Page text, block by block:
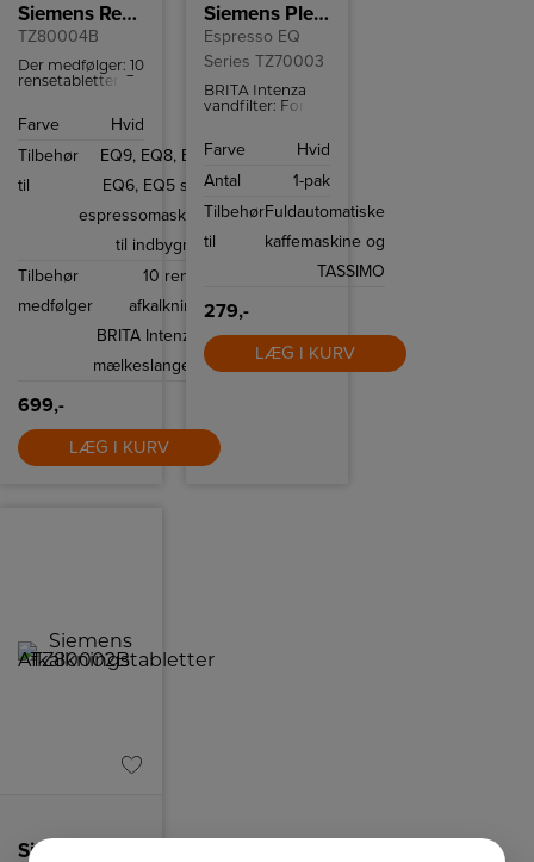
Siemens Rengøringskit til espressomaskiner
TZ80004B
Der medfølger: 10
rensetabletter, 3
vandfilter, 1
Farve
Hvid
Tilbehør
til
EQ9, EQ8, EQ7,
EQ6, EQ5 samt
espressomaskiner
til indbygning
Tilbehør
medfølger
10 rensetabletter, 3
afkalkningstabletter, 1
BRITA Intenza vandfilter, 1
mælkeslangerensebørste.
699,-
LÆG I KURV
Siemens Plejesæt
Espresso EQ
Series TZ70003
BRITA Intenza
vandfilter: For
længere levetid
Farve
Hvid
Antal
1-pak
Tilbehør
til
Fuldautomatiske
kaffemaskine og
TASSIMO
279,-
LÆG I KURV